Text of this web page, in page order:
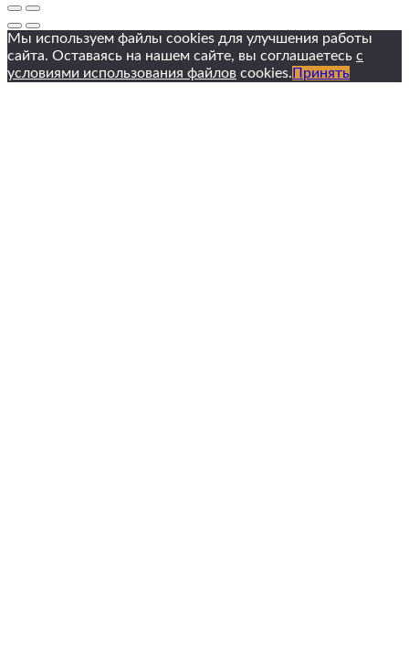
Мы используем файлы cookies для улучшения работы
сайта. Оставаясь на нашем сайте, вы соглашаетесь с
условиями использования файлов cookies. Принять